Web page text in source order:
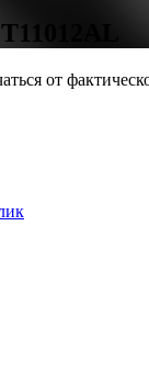
от